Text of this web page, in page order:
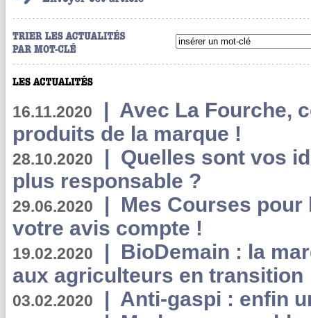
16.11.2020 | Avec La Fourche,
produits de la marque !
28.10.2020 | Quelles sont vos
plus responsable ?
29.06.2020 | Mes Courses pour
votre avis compte !
19.02.2020 | BioDemain : la
aux agriculteurs en transition
03.02.2020 | Anti-gaspi : enfin